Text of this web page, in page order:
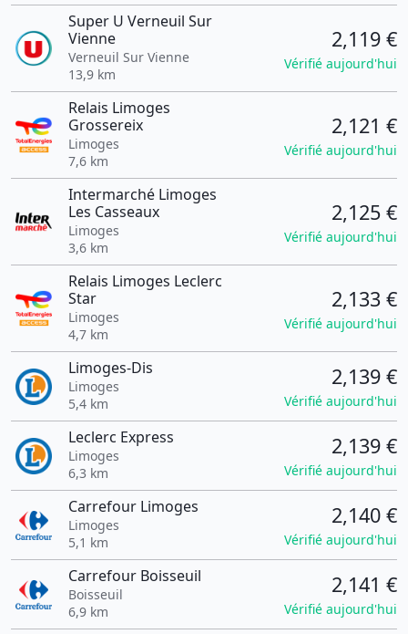
Super U Verneuil Sur
Vienne
Verneuil Sur Vienne
13,9 km
2,119 €
Vérifié aujourd'hui
Relais Limoges
Grossereix
Limoges
7,6 km
2,121 €
Vérifié aujourd'hui
Intermarché Limoges
Les Casseaux
Limoges
3,6 km
2,125 €
Vérifié aujourd'hui
Relais Limoges Leclerc
Star
Limoges
4,7 km
2,133 €
Vérifié aujourd'hui
Limoges-Dis
Limoges
5,4 km
2,139 €
Vérifié aujourd'hui
Leclerc Express
Limoges
6,3 km
2,139 €
Vérifié aujourd'hui
Carrefour Limoges
Limoges
5,1 km
2,140 €
Vérifié aujourd'hui
Carrefour Boisseuil
Boisseuil
6,9 km
2,141 €
Vérifié aujourd'hui